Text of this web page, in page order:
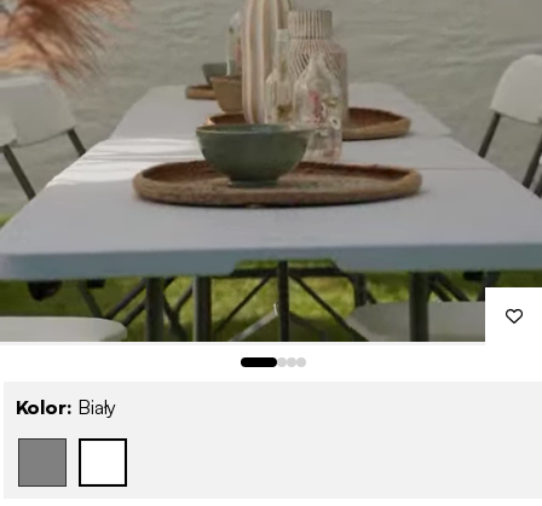
Kolor: Biały